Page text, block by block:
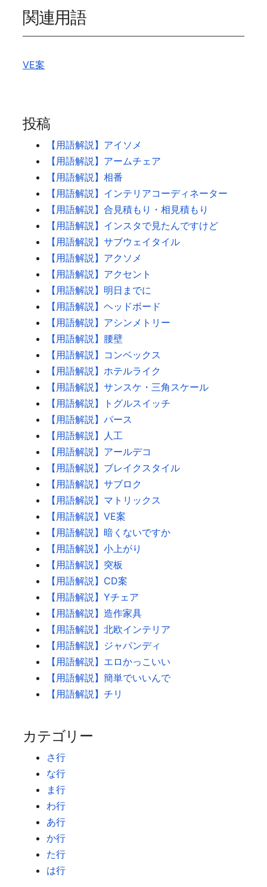
関連用語
VE案
投稿
【用語解説】アイソメ
【用語解説】アームチェア
【用語解説】相番
【用語解説】インテリアコーディネーター
【用語解説】合見積もり・相見積もり
【用語解説】インスタで見たんですけど
【用語解説】サブウェイタイル
【用語解説】アクソメ
【用語解説】アクセント
【用語解説】明日までに
【用語解説】ヘッドボード
【用語解説】アシンメトリー
【用語解説】腰壁
【用語解説】コンベックス
【用語解説】ホテルライク
【用語解説】サンスケ・三角スケール
【用語解説】トグルスイッチ
【用語解説】パース
【用語解説】人工
【用語解説】アールデコ
【用語解説】ブレイクスタイル
【用語解説】サブロク
【用語解説】マトリックス
【用語解説】VE案
【用語解説】暗くないですか
【用語解説】小上がり
【用語解説】突板
【用語解説】CD案
【用語解説】Yチェア
【用語解説】造作家具
【用語解説】北欧インテリア
【用語解説】ジャパンディ
【用語解説】エロかっこいい
【用語解説】簡単でいいんで
【用語解説】チリ
カテゴリー
さ行
な行
ま行
わ行
あ行
か行
た行
は行